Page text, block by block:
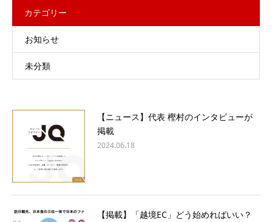
カテゴリー
お知らせ
未分類
【ニュース】代表 樫村のインタビューが
掲載
2024.06.18
【掲載】「越境EC」どう始めればいい？